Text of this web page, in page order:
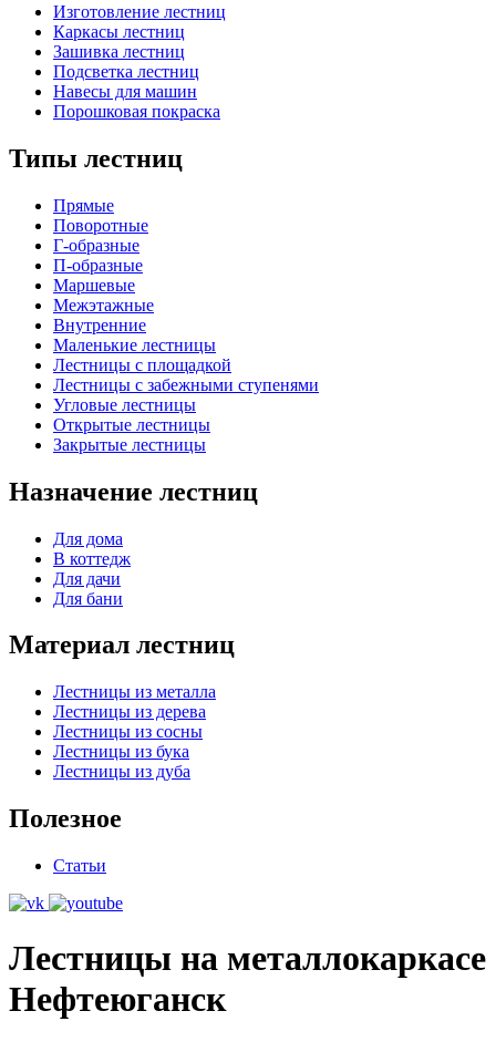
Изготовление лестниц
Каркасы лестниц
Зашивка лестниц
Подсветка лестниц
Навесы для машин
Порошковая покраска
Типы лестниц
Прямые
Поворотные
Г-образные
П-образные
Маршевые
Межэтажные
Внутренние
Маленькие лестницы
Лестницы с площадкой
Лестницы с забежными ступенями
Угловые лестницы
Открытые лестницы
Закрытые лестницы
Назначение лестниц
Для дома
В коттедж
Для дачи
Для бани
Материал лестниц
Лестницы из металла
Лестницы из дерева
Лестницы из сосны
Лестницы из бука
Лестницы из дуба
Полезное
Статьи
Лестницы на металлокаркасе
Нефтеюганск